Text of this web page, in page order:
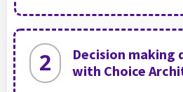
Decision making
with Choice
2